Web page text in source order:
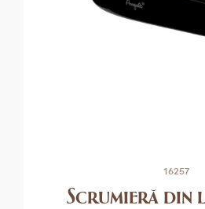
16257
Scrumieră din